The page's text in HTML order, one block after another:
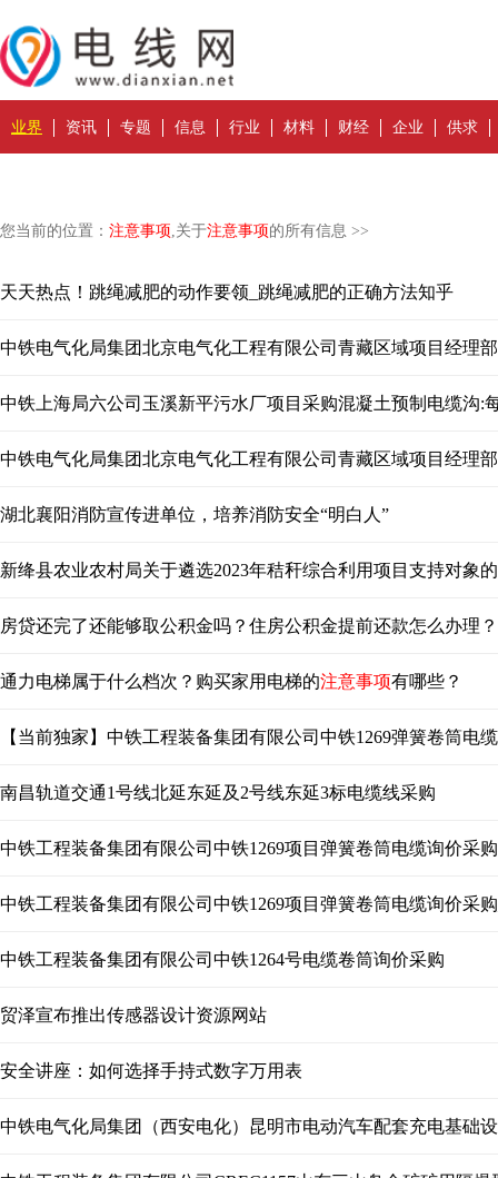
业界 资讯 专题 信息 行业 材料 财经 企业 供求
您当前的位置： 注意事项,关于注意事项的所有信息 >>
天天热点！跳绳减肥的动作要领_跳绳减肥的正确方法知乎
中铁电气化局集团北京电气化工程有限公司青藏区域项目经理
中铁上海局六公司玉溪新平污水厂项目采购混凝土预制电缆沟:
中铁电气化局集团北京电气化工程有限公司青藏区域项目经理
湖北襄阳消防宣传进单位，培养消防安全“明白人”
新绛县农业农村局关于遴选2023年秸秆综合利用项目支持对象
房贷还完了还能够取公积金吗？住房公积金提前还款怎么办理？
通力电梯属于什么档次？购买家用电梯的注意事项有哪些？
【当前独家】中铁工程装备集团有限公司中铁1269弹簧卷筒电
南昌轨道交通1号线北延东延及2号线东延3标电缆线采购
中铁工程装备集团有限公司中铁1269项目弹簧卷筒电缆询价采
中铁工程装备集团有限公司中铁1269项目弹簧卷筒电缆询价采
中铁工程装备集团有限公司中铁1264号电缆卷筒询价采购
贸泽宣布推出传感器设计资源网站
安全讲座：如何选择手持式数字万用表